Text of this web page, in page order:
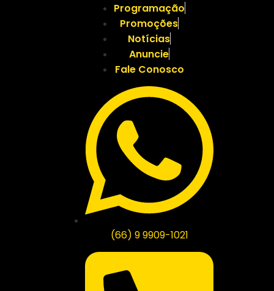
Programação
Promoções
Notícias
Anuncie
Fale Conosco
(66) 9 9909-1021